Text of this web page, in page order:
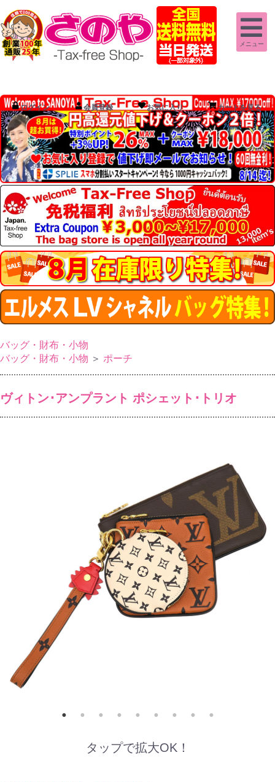
メニュー
ログイン 会員登録 お気に入り カートを見る
バッグ・財布・小物
バッグ・財布・小物 ＞ ポーチ
ヴィトン･アンプラント ポシェット･トリオ
タップで拡大OK！